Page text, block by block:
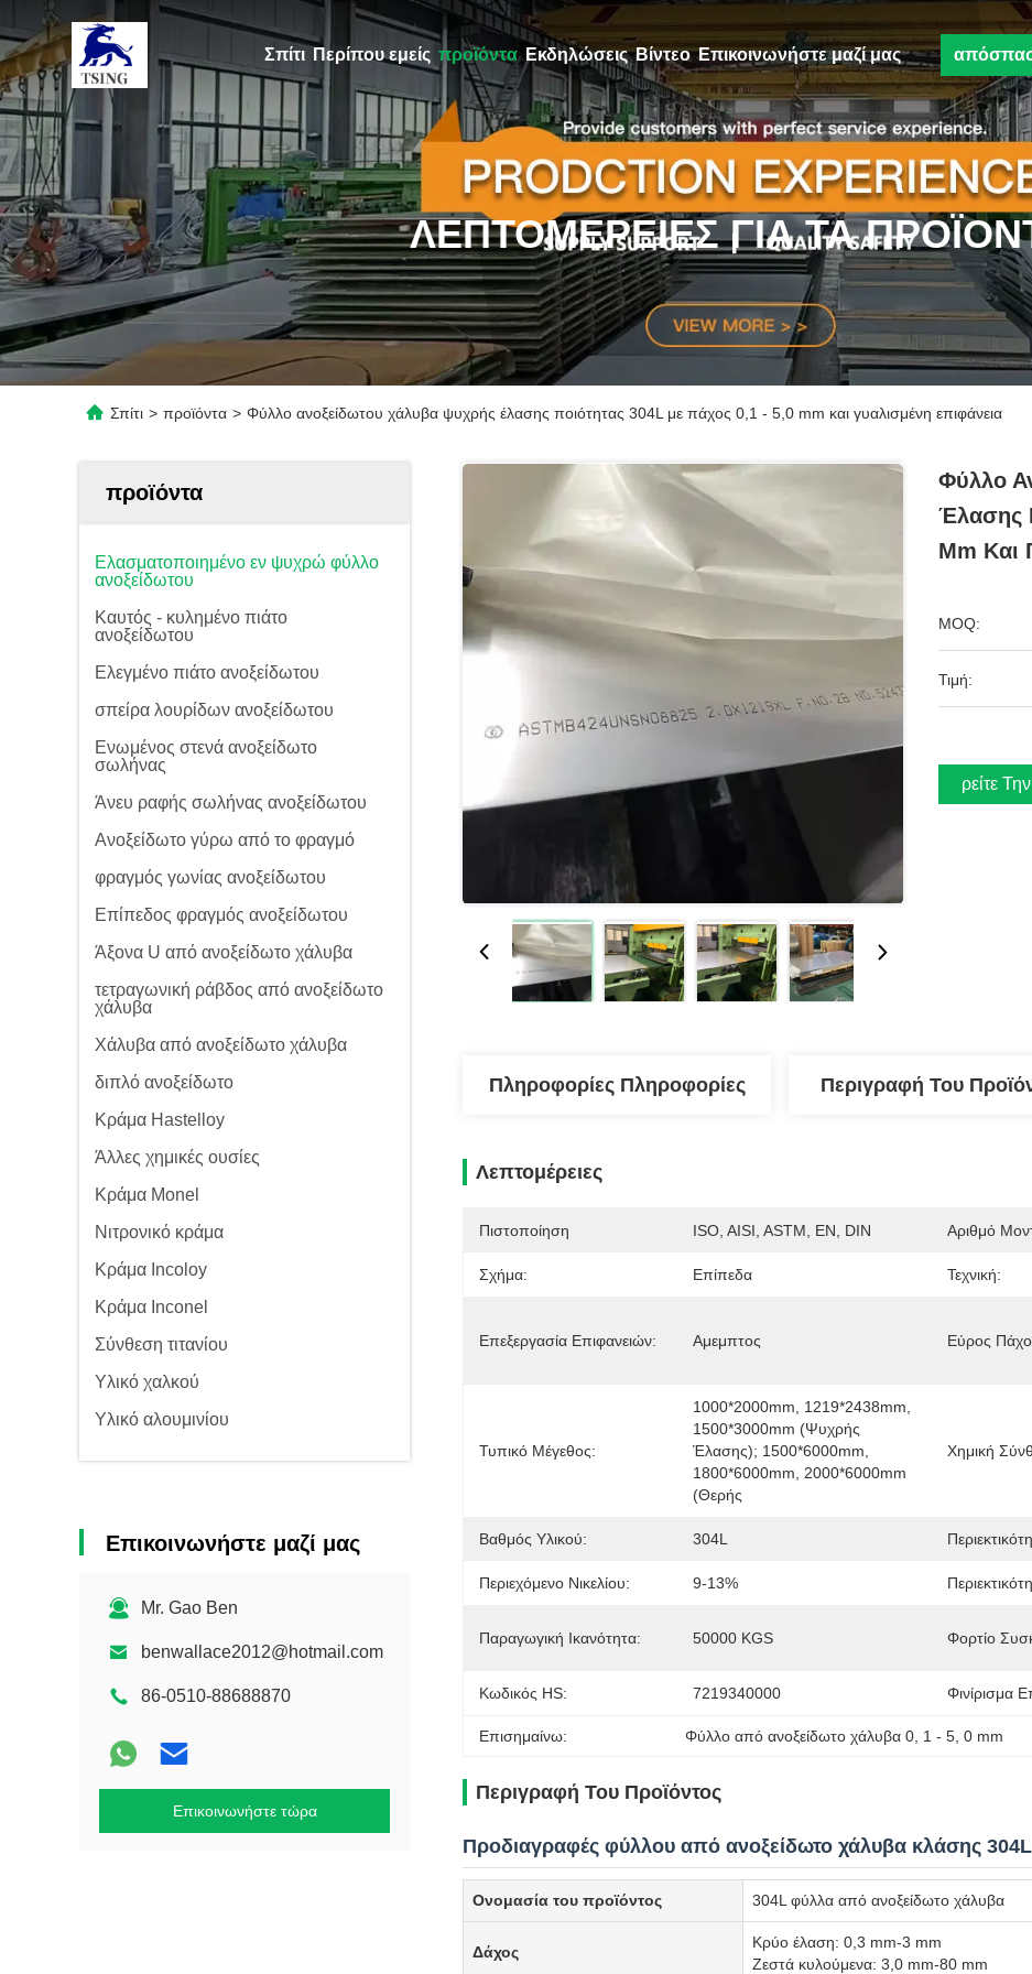
Σπίτι Περίπου εμείς προϊόντα Εκδηλώσεις Βίντεο Επικοινωνήστε μαζί μας
ΛΕΠΤΟΜΈΡΕΙΕΣ ΓΙΑ ΤΑ
Σπίτι > προϊόντα > Φύλλο ανοξείδωτου χάλυβα ψυχρής έλασης ποιότητας 304L με πάχος 0,1 - 5,0 mm και γυαλισμένη επιφάνεια
προϊόντα
Ελασματοποιημένο εν ψυχρώ φύλλο
ανοξείδωτου
Καυτός - κυλημένο πιάτο
ανοξείδωτου
Ελεγμένο πιάτο ανοξείδωτου
σπείρα λουρίδων ανοξείδωτου
Ενωμένος στενά ανοξείδωτο
σωλήνας
Άνευ ραφής σωλήνας ανοξείδωτου
Ανοξείδωτο γύρω από το φραγμό
φραγμός γωνίας ανοξείδωτου
Επίπεδος φραγμός ανοξείδωτου
Άξονα U από ανοξείδωτο χάλυβα
τετραγωνική ράβδος από ανοξείδωτο
χάλυβα
Χάλυβα από ανοξείδωτο χάλυβα
διπλό ανοξείδωτο
Κράμα Hastelloy
Άλλες χημικές ουσίες
Κράμα Monel
Νιτρονικό κράμα
Κράμα Incoloy
Κράμα Inconel
Σύνθεση τιτανίου
Υλικό χαλκού
Υλικό αλουμινίου
Επικοινωνήστε μαζί μας
Mr. Gao Ben
benwallace2012@hotmail.com
86-0510-88688870
Επικοινωνήστε τώρα
Φύλλο
Έλασης
Mm Και
MOQ:
Τιμή:
Βρείτε
Πληροφορίες Πληροφορίες Περιγραφή Του
Λεπτομέρειες
Πιστοποίηση ISO, AISI, ASTM, EN, DIN Αριθμό
Σχήμα: Επίπεδα Τεχνική:
Επεξεργασία Επιφανειών: Αμεμπτος Εύρος
Τυπικό Μέγεθος:
1000*2000mm, 1219*2438mm,
1500*3000mm (ψυχρής
Έλασης); 1500*6000mm,
1800*6000mm, 2000*6000mm
(Θερής
Χημική
Βαθμός Υλικού: 304L
Περιεχόμενο Νικελίου: 9-13%
Παραγωγική Ικανότητα: 50000 KGS Φορτίο
Κωδικός HS: 7219340000 Φινίρισμα
Επισημαίνω: Φύλλο από ανοξείδωτο χάλυβα 0 1 - 5 , 0 mm
Περιγραφή Του Προϊόντος
Προδιαγραφές φύλλου από ανοξείδωτο χάλυβα κλάσης 304L
Ονομασία του προϊόντος 304L φύλλα από ανοξείδωτο χάλυβα
Δάχος
Κρύο έλαση: 0,3 mm-3 mm
Ζεστά κυλούμενα: 3,0 mm-80 mm